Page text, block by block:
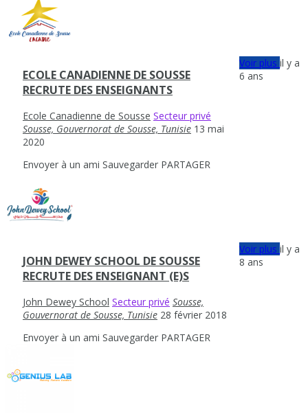
ECOLE CANADIENNE DE SOUSSE
RECRUTE DES ENSEIGNANTS
Ecole Canadienne de Sousse Secteur privé
Sousse, Gouvernorat de Sousse, Tunisie 13 mai
2020
Envoyer à un ami Sauvegarder PARTAGER
Voir plusil y a
6 ans
JOHN DEWEY SCHOOL DE SOUSSE
RECRUTE DES ENSEIGNANT (E)S
John Dewey School Secteur privé Sousse,
Gouvernorat de Sousse, Tunisie 28 février 2018
Envoyer à un ami Sauvegarder PARTAGER
Voir plusil y a
8 ans